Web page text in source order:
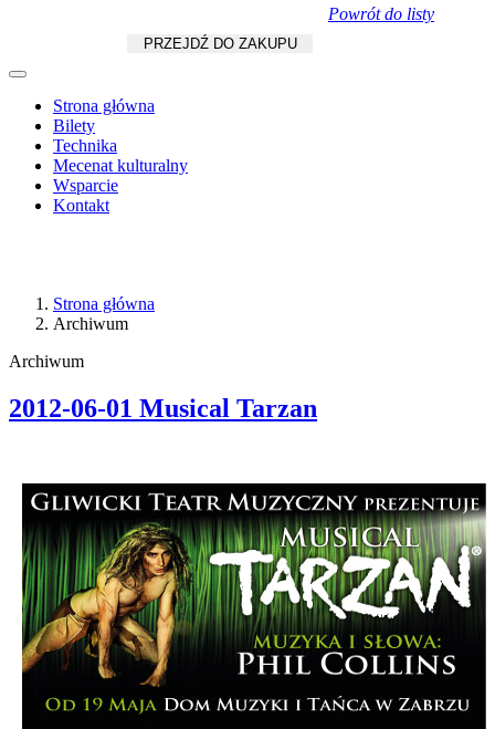
PRZEJDŹ DO ZAKUPU
Strona główna
Bilety
Technika
Mecenat kulturalny
Wsparcie
Kontakt
Strona główna
Archiwum
Archiwum
2012-06-01 Musical Tarzan
Powrót do listy